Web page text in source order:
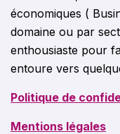
économiques (
domaine ou par
enthousiaste pour
entoure vers
Politique de
Mentions légales